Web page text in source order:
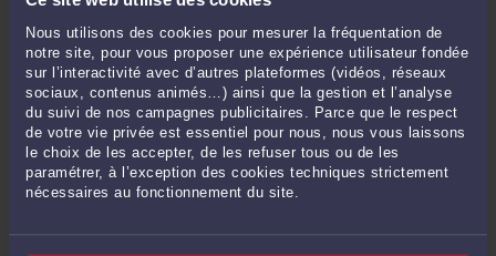
Nous utilisons des cookies pour mesurer la fréquentation de
notre site, pour vous proposer une expérience utilisateur fondée
sur l’interactivité avec d’autres plateformes (vidéos, réseaux
sociaux, contenus animés…) ainsi que la gestion et l’analyse
du suivi de nos campagnes publicitaires. Parce que le respect
de votre vie privée est essentiel pour nous, nous vous laissons
le choix de les accepter, de les refuser tous ou de les
paramétrer, à l’exception des cookies techniques strictement
nécessaires au fonctionnement du site.
comforting. Our ... »
Le 30 juin 2026 à 09:44surFrench labour law : Rupture ...
Mme Shalini SHALINIGUPTA :« We know how important it is to make a good
first impression, and we make ... »
Le 30 juin 2026 à 08:35surFrench labour law Sexual Harassment ...
RECHERCHE